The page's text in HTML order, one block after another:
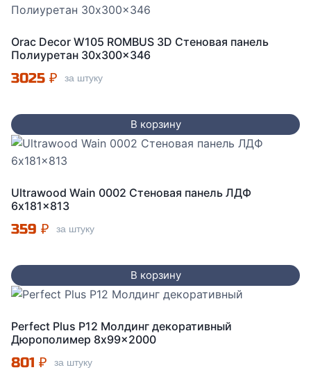
Orac Decor W105 ROMBUS 3D Стеновая панель
Полиуретан 30x300x346
3025 ₽ за штуку
В корзину
Ultrawood Wain 0002 Стеновая панель ЛДФ
6x181x813
359 ₽ за штуку
В корзину
Perfect Plus P12 Молдинг декоративный
Дюрополимер 8x99x2000
801 ₽ за штуку